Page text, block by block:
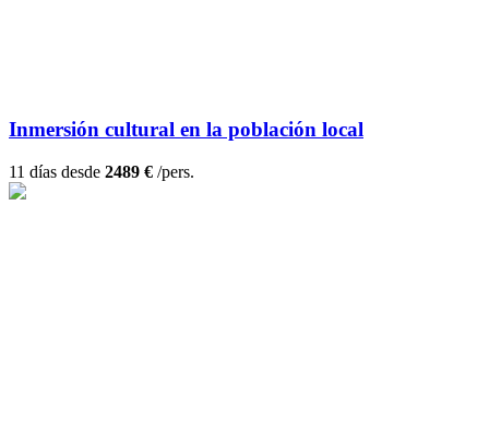
Inmersión cultural en la población local
11 días desde 2489 € /pers.